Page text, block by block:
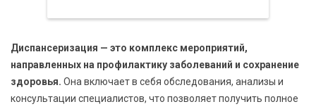
Диспансеризация — это комплекс мероприятий,
направленных на профилактику заболеваний и сохранение
здоровья. Она включает в себя обследования, анализы и
консультации специалистов, что позволяет получить полное